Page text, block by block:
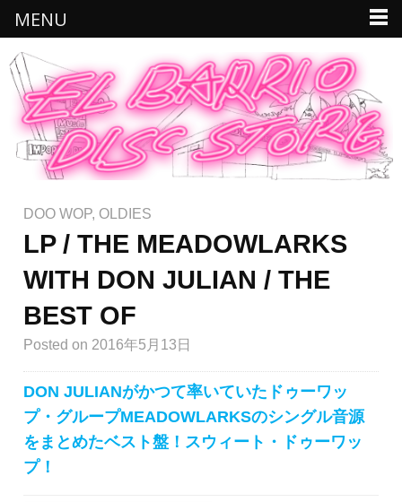
DOO WOP, OLDIES
LP / THE MEADOWLARKS
WITH DON JULIAN / THE
BEST OF
Posted on 2016年5月13日
DON JULIANがかつて率いていたドゥーワッ
プ・グループMEADOWLARKSのシングル音源
をまとめたベスト盤！スウィート・ドゥーワッ
プ！
MENU